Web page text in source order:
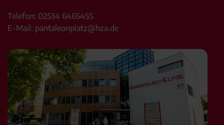
Telefon: 02534 6465455
E-Mail: pantaleonplatz@hza.de